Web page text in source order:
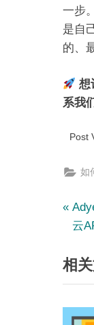
一步
是自
的、
想
系我
Post
如
文
导
航
P
r
v
i
u
云
相